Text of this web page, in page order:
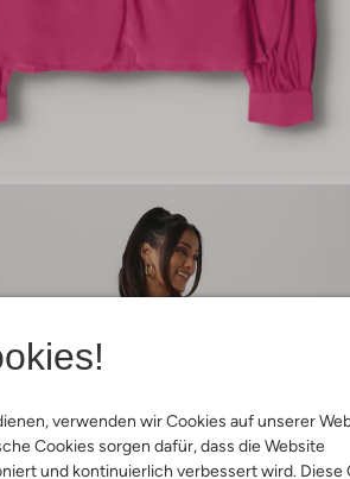
verwenden wir Cookies auf unserer
Cookies sorgen dafür, dass die Website
und kontinuierlich verbessert wird. Diese